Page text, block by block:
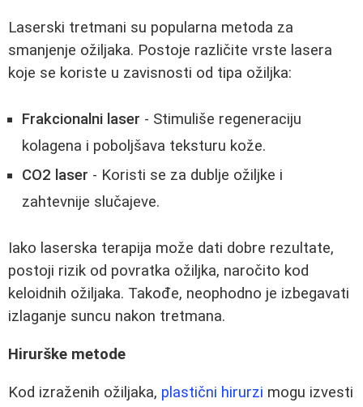
Laserski tretmani su popularna metoda za
smanjenje ožiljaka. Postoje različite vrste lasera
koje se koriste u zavisnosti od tipa ožiljka:
Frakcionalni laser - Stimuliše regeneraciju
kolagena i poboljšava teksturu kože.
CO2 laser - Koristi se za dublje ožiljke i
zahtevnije slučajeve.
Iako laserska terapija može dati dobre rezultate,
postoji rizik od povratka ožiljka, naročito kod
keloidnih ožiljaka. Takođe, neophodno je izbegavati
izlaganje suncu nakon tretmana.
Hirurške metode
Kod izraženih ožiljaka, plastični hirurzi mogu izvesti